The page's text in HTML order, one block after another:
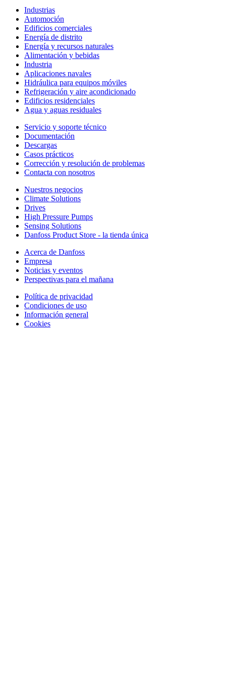
Industrias
Automoción
Edificios comerciales
Energía de distrito
Energía y recursos naturales
Alimentación y bebidas
Industria
Aplicaciones navales
Hidráulica para equipos móviles
Refrigeración y aire acondicionado
Edificios residenciales
Agua y aguas residuales
Servicio y soporte técnico
Documentación
Descargas
Casos prácticos
Corrección y resolución de problemas
Contacta con nosotros
Nuestros negocios
Climate Solutions
Drives
High Pressure Pumps
Sensing Solutions
Danfoss Product Store - la tienda única
Acerca de Danfoss
Empresa
Noticias y eventos
Perspectivas para el mañana
Política de privacidad
Condiciones de uso
Información general
Cookies